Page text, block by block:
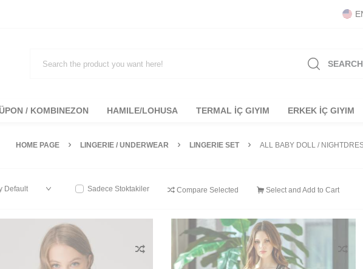
SEARCH
/ KOMBINEZON HAMILE/LOHUSA TERMAL İÇ GIYIM ERKEK İÇ GIYIM
HOME PAGE LINGERIE / UNDERWEAR LINGERIE SET ALL BABY DOLL /
Sadece Stoktakiler Compare Selected Select and Add to Cart